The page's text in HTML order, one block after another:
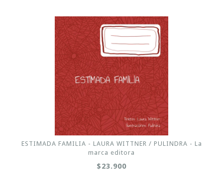
ESTIMADA FAMILIA - LAURA WITTNER / PULINDRA - La
marca editora
$23.900